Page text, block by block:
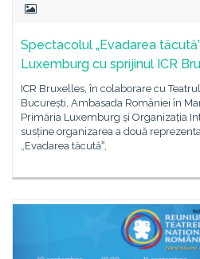
Spectacolul „Evadarea
Luxemburg cu sprijinul ICR
ICR Bruxelles, în colaborare cu
București, Ambasada României în
Primăria Luxemburg și Organizația
susține organizarea a două
„Evadarea tăcutăˮ,